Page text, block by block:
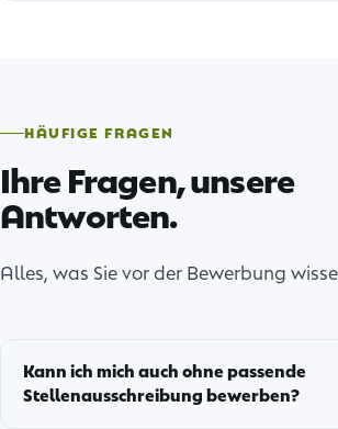
HÄUFIGE FRAGEN
Ihre Fragen, unsere
Antworten.
Alles, was Sie vor der Bewerbung
Kann ich mich auch ohne passende
Stellenausschreibung bewerben?